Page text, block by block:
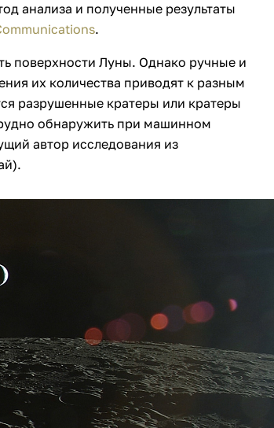
анализа и полученные результаты
.
поверхности Луны. Однако ручные и
их количества приводят к разным
разрушенные кратеры или кратеры
обнаружить при машинном
автор исследования из